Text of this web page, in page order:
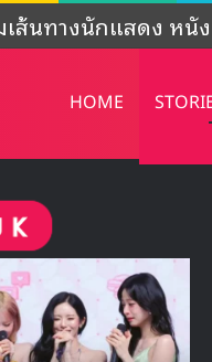
มของ NewJeans
HOME